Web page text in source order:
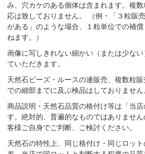
み、穴カケのある個体は含まれます。複
応は致しておりません。 （例・「３粒販
がある」のような場合、１粒単位での補
ねます。）
画像に写しきれない細かい（または少な
ていただきます。
天然石ビーズ・ルースの連販売、複数粒
での細部までに及ぶ検品はしておりません
商品説明・天然石品質の格付け等は「当
す。絶対的、普遍的なものではありませ
客様ご自身でご判断、ご検討ください。
天然石の特性上、同じ格付け・同じロッ